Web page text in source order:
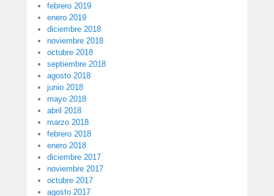
febrero 2019
enero 2019
diciembre 2018
noviembre 2018
octubre 2018
septiembre 2018
agosto 2018
junio 2018
mayo 2018
abril 2018
marzo 2018
febrero 2018
enero 2018
diciembre 2017
noviembre 2017
octubre 2017
agosto 2017